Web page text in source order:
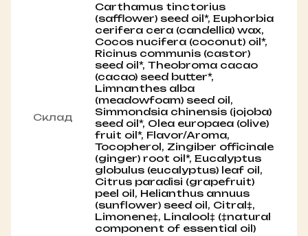
Склад
Carthamus tinctorius
(safflower) seed oil*, Euphorbia
cerifera cera (candellia) wax,
Cocos nucifera (coconut) oil*,
Ricinus communis (castor)
seed oil*, Theobroma cacao
(cacao) seed butter*,
Limnanthes alba
(meadowfoam) seed oil,
Simmondsia chinensis (jojoba)
seed oil*, Olea europaea (olive)
fruit oil*, Flavor/Aroma,
Tocopherol, Zingiber officinale
(ginger) root oil*, Eucalyptus
globulus (eucalyptus) leaf oil,
Citrus paradisi (grapefruit)
peel oil, Helianthus annuus
(sunflower) seed oil, Citral‡,
Limonene‡, Linalool‡ (‡natural
component of essential oil)